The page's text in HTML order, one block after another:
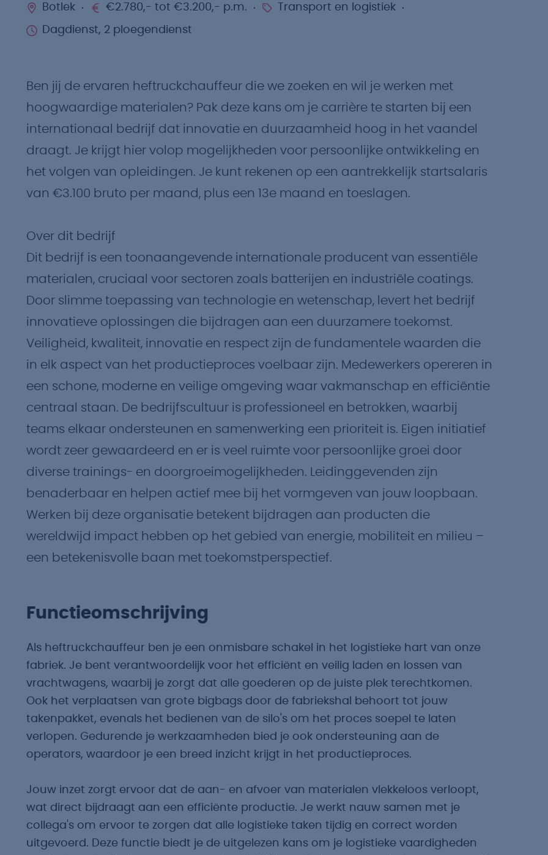
Botlek €2.780,- tot €3.200,- p.m. Transport en logistiek
Dagdienst, 2 ploegendienst
Ben jij de ervaren heftruckchauffeur die we zoeken en wil je werken met
hoogwaardige materialen? Pak deze kans om je carrière te starten bij een
internationaal bedrijf dat innovatie en duurzaamheid hoog in het vaandel
draagt. Je krijgt hier volop mogelijkheden voor persoonlijke ontwikkeling en
het volgen van opleidingen. Je kunt rekenen op een aantrekkelijk startsalaris
van €3.100 bruto per maand, plus een 13e maand en toeslagen.
Over dit bedrijf
Dit bedrijf is een toonaangevende internationale producent van essentiële
materialen, cruciaal voor sectoren zoals batterijen en industriële coatings.
Door slimme toepassing van technologie en wetenschap, levert het bedrijf
innovatieve oplossingen die bijdragen aan een duurzamere toekomst.
Veiligheid, kwaliteit, innovatie en respect zijn de fundamentele waarden die
in elk aspect van het productieproces voelbaar zijn. Medewerkers opereren in
een schone, moderne en veilige omgeving waar vakmanschap en efficiëntie
centraal staan. De bedrijfscultuur is professioneel en betrokken, waarbij
teams elkaar ondersteunen en samenwerking een prioriteit is. Eigen initiatief
wordt zeer gewaardeerd en er is veel ruimte voor persoonlijke groei door
diverse trainings- en doorgroeimogelijkheden. Leidinggevenden zijn
benaderbaar en helpen actief mee bij het vormgeven van jouw loopbaan.
Werken bij deze organisatie betekent bijdragen aan producten die
wereldwijd impact hebben op het gebied van energie, mobiliteit en milieu –
een betekenisvolle baan met toekomstperspectief.
Functieomschrijving
Als heftruckchauffeur ben je een onmisbare schakel in het logistieke hart van onze
fabriek. Je bent verantwoordelijk voor het efficiënt en veilig laden en lossen van
vrachtwagens, waarbij je zorgt dat alle goederen op de juiste plek terechtkomen.
Ook het verplaatsen van grote bigbags door de fabriekshal behoort tot jouw
takenpakket, evenals het bedienen van de silo's om het proces soepel te laten
verlopen. Gedurende je werkzaamheden bied je ook ondersteuning aan de
operators, waardoor je een breed inzicht krijgt in het productieproces.
Jouw inzet zorgt ervoor dat de aan- en afvoer van materialen vlekkeloos verloopt,
wat direct bijdraagt aan een efficiënte productie. Je werkt nauw samen met je
collega's om ervoor te zorgen dat alle logistieke taken tijdig en correct worden
uitgevoerd. Deze functie biedt je de uitgelezen kans om je logistieke vaardigheden